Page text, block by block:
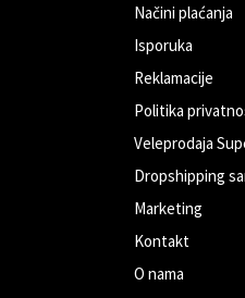
Načini plaćanja
Isporuka
Reklamacije
Politika
Veleprodaja
Dropshipping
Marketing
Kontakt
O nama